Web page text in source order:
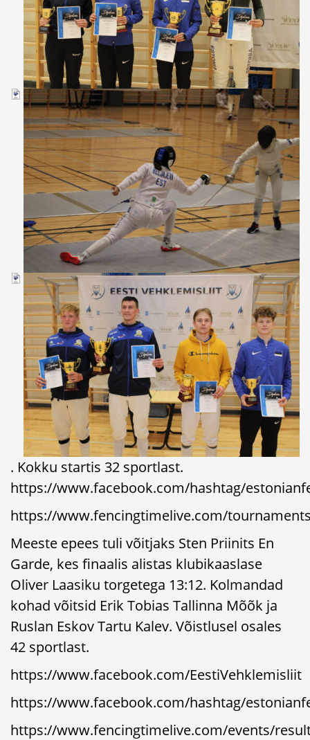
. Kokku startis 32 sportlast.
https://www.facebook.com/hashtag/
https://www.fencingtimelive.com/
Meeste epees tuli võitjaks Sten Priinits En
Garde, kes finaalis alistas klubikaaslase
Oliver Laasiku torgetega 13:12. Kolmandad
kohad võitsid Erik Tobias Tallinna Mõõk ja
Ruslan Eskov Tartu Kalev. Võistlusel osales
42 sportlast.
https://www.facebook.com/EestiVehklemisliit
https://www.facebook.com/hashtag/
https://www.fencingtimelive.com/events/